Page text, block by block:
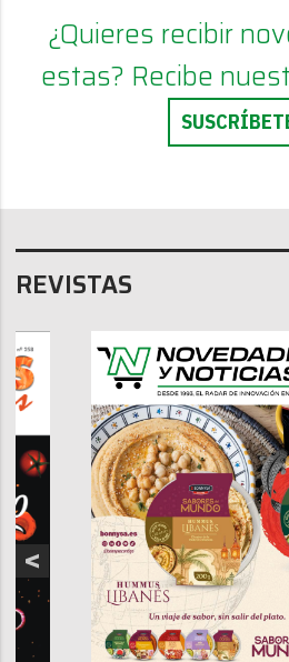
¿Quieres recibir
estas? Recibe
REVISTAS